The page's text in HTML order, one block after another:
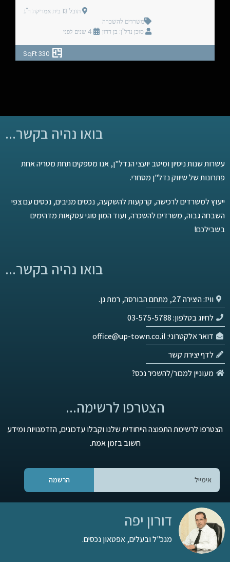
תובל 13 בית אמריקה ר"ג
משרדים להשכרה
סוכן נדל"ן: בן דדון
330 SqFt
בואו נהיה בקשר...
עשרות שנות ניסיון ומיטב יועצי הנדל"ן, אנו מספקים תחת מטריה אחת
פתרונות של שיווק נדל"ן מסחרי.
ייעוץ למשרדים לרכישה, קרקעות להשקעה, נכסים מניבים, נכסים עם צפי
השבחה גבוה, משרדים להשכרה, ועוד המון סוגי עסקאות מדהימים
בשבילכם!
בואו נהיה בקשר...
וויז: היצירה 27, מתחם הבורסה, רמת גן.
לחיוג בטלפון: 03-575-5788
דואר אלקטרוני: office@up-town.co.il
לדף יצירת קשר
מעוניין למכור/להשכיר נכס?
הצטרפו לרשימה...
הצטרפו לרשימת התפוצה הייחודית שלנו וקבלו עדכונים, הזדמנויות ומידע
חשוב בזמן אמת.
הרשמה
דורון יפה
מנכ"ל ובעלים, אפטאון נכסים.